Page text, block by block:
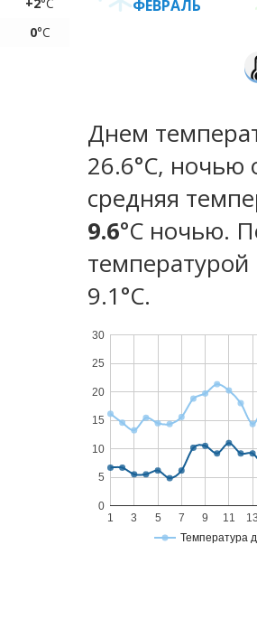
0°C
ФЕВРАЛЬ
Днем
26.6°C, ночью
средняя
9.6°C ночью.
температурой
9.1°С.
Температура
1 3 5 7 9 11
0
5
10
15
20
25
30